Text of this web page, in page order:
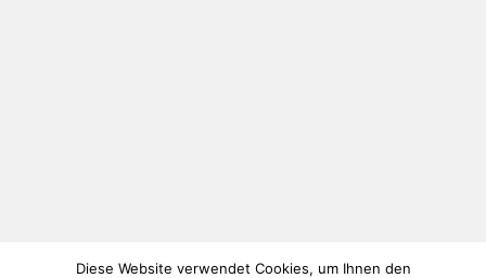
Diese Website verwendet Cookies, um Ihnen den